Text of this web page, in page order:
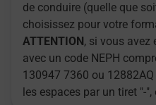
de conduire (quelle que
choisissez pour votre
ATTENTION , si vous avez
avec un code NEPH
130947 7360 ou
les espaces par un tiret "-